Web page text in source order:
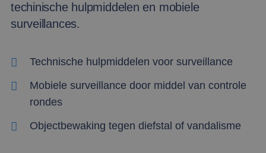
techinische hulpmiddelen en mobiele
surveillances.
Technische hulpmiddelen voor surveillance
Mobiele surveillance door middel van controle
rondes
Objectbewaking tegen diefstal of vandalisme